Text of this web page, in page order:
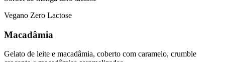
Vegano Zero Lactose
Macadâmia
Gelato de leite e macadâmia, coberto com caramelo, crumble